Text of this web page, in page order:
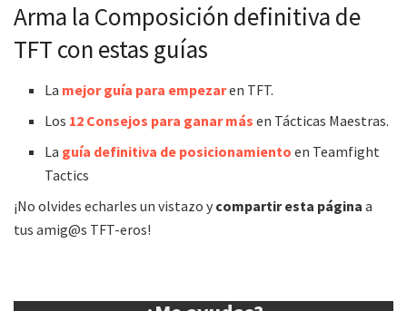
Arma la Composición definitiva de
TFT con estas guías
La mejor guía para empezaren TFT.
Los 12 Consejos para ganar más en Tácticas Maestras.
La guía definitiva de posicionamiento en Teamfight
Tactics
¡No olvides echarles un vistazo y compartir esta página a
tus amig@s TFT-eros!